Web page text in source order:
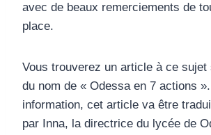
avec de beaux remerciements de
place.
Vous trouverez un article à ce sujet
du nom de « Odessa en 7 actions
information, cet article va être
par Inna, la directrice du lycée de